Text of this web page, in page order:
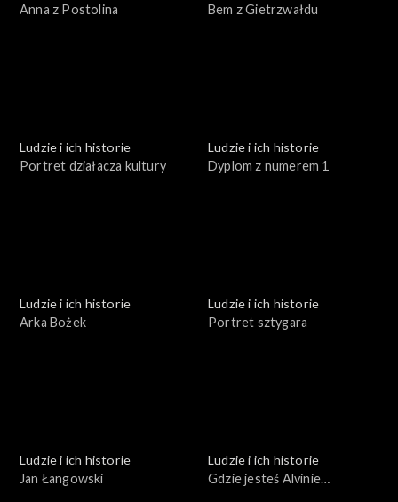
Anna z Postolina
Bem z Gietrzwałdu
Ludzie i ich historie
Portret działacza kultury
Ludzie i ich historie
Dyplom z numerem 1
Ludzie i ich historie
Arka Bożek
Ludzie i ich historie
Portret sztygara
Ludzie i ich historie
Jan Łangowski
Ludzie i ich historie
Gdzie jesteś Alvinie